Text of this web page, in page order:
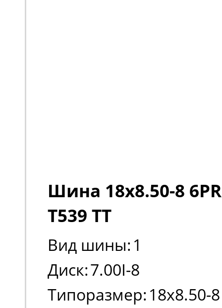
Шина 18x8.50-8
T539 TT
Вид шины: 1
Диск:7.00I-8
Типоразмер: 18x8.50-8